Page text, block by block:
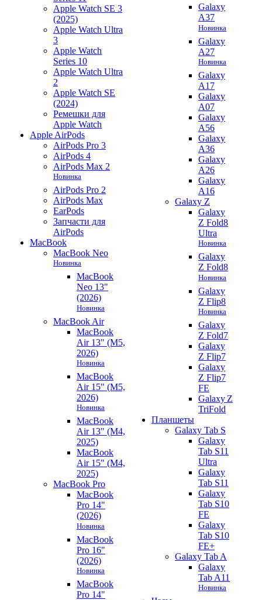
Apple Watch SE 3
(2025)
Apple Watch Ultra
3
Apple Watch
Series 10
Apple Watch Ultra
2
Apple Watch SE
(2024)
Ремешки для
Apple Watch
Apple AirPods
AirPods Pro 3
AirPods 4
AirPods Max 2
Новинка
AirPods Pro 2
AirPods Max
EarPods
Запчасти для
AirPods
MacBook
MacBook Neo
Новинка
MacBook
Neo 13"
(2026)
Новинка
MacBook Air
MacBook
Air 13" (M5,
2026)
Новинка
MacBook
Air 15" (M5,
2026)
Новинка
MacBook
Air 13" (M4,
2025)
MacBook
Air 15" (M4,
2025)
MacBook Pro
MacBook
Pro 14"
(2026)
Новинка
MacBook
Pro 16"
(2026)
Новинка
MacBook
Pro 14"
Galaxy
A37
Новинка
Galaxy
A27
Новинка
Galaxy
A17
Galaxy
A07
Galaxy
A56
Galaxy
A36
Galaxy
A26
Galaxy
A16
Galaxy Z
Galaxy
Z Fold8
Ultra
Новинка
Galaxy
Z Fold8
Новинка
Galaxy
Z Flip8
Новинка
Galaxy
Z Fold7
Galaxy
Z Flip7
Galaxy
Z Flip7
FE
Galaxy Z
TriFold
Планшеты
Galaxy Tab S
Galaxy
Tab S11
Ultra
Galaxy
Tab S11
Galaxy
Tab S10
FE
Galaxy
Tab S10
FE+
Galaxy Tab A
Galaxy
Tab A11
Новинка